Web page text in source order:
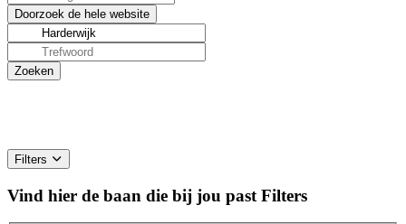
Filters
Vind hier de baan die bij jou past Filters